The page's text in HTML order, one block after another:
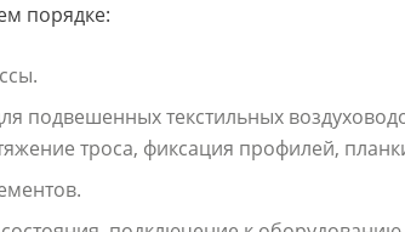
порядке:
подвешенных текстильных
троса, фиксация профилей,